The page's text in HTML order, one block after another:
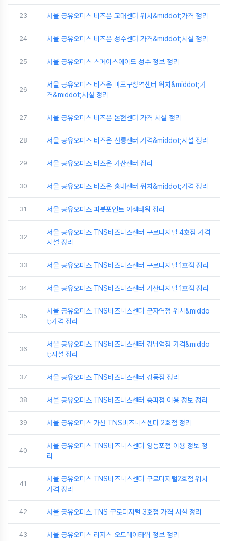
23 서울 공유오피스 비즈온 교대센터 위치&middot;가격 정리
24 서울 공유오피스 비즈온 성수센터 가격&middot;시설 정리
25 서울 공유오피스 스페이스에이드 성수 정보 정리
26
서울 공유오피스 비즈온 마포구청역센터 위치&middot;가
격&middot;시설 정리
27 서울 공유오피스 비즈온 논현센터 가격 시설 정리
28 서울 공유오피스 비즈온 선릉센터 가격&middot;시설 정리
29 서울 공유오피스 비즈온 가산센터 정리
30 서울 공유오피스 비즈온 홍대센터 위치&middot;가격 정리
31 서울 공유오피스 피봇포인트 아셈타워 정리
32
서울 공유오피스 TNS비즈니스센터 구로디지털 4호점 가격
시설 정리
33 서울 공유오피스 TNS비즈니스센터 구로디지털 1호점 정리
34 서울 공유오피스 TNS비즈니스센터 가산디지털 1호점 정리
35
서울 공유오피스 TNS비즈니스센터 군자역점 위치&middo
t;가격 정리
36
서울 공유오피스 TNS비즈니스센터 강남역점 가격&middo
t;시설 정리
37 서울 공유오피스 TNS비즈니스센터 강동점 정리
38 서울 공유오피스 TNS비즈니스센터 송파점 이용 정보 정리
39 서울 공유오피스 가산 TNS비즈니스센터 2호점 정리
40
서울 공유오피스 TNS비즈니스센터 영등포점 이용 정보 정
리
41
서울 공유오피스 TNS비즈니스센터 구로디지털2호점 위치
가격 정리
42 서울 공유오피스 TNS 구로디지털 3호점 가격 시설 정리
43 서울 공유오피스 리저스 오토웨이타워 정보 정리